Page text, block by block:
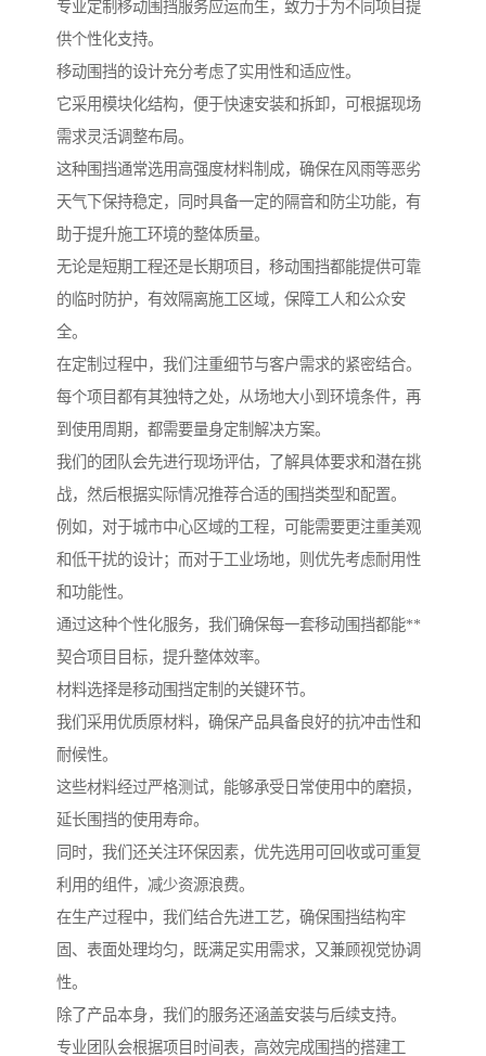
专业定制移动围挡服务应运而生，致力于为不同项目提
供个性化支持。
移动围挡的设计充分考虑了实用性和适应性。
它采用模块化结构，便于快速安装和拆卸，可根据现场
需求灵活调整布局。
这种围挡通常选用高强度材料制成，确保在风雨等恶劣
天气下保持稳定，同时具备一定的隔音和防尘功能，有
助于提升施工环境的整体质量。
无论是短期工程还是长期项目，移动围挡都能提供可靠
的临时防护，有效隔离施工区域，保障工人和公众安
全。
在定制过程中，我们注重细节与客户需求的紧密结合。
每个项目都有其独特之处，从场地大小到环境条件，再
到使用周期，都需要量身定制解决方案。
我们的团队会先进行现场评估，了解具体要求和潜在挑
战，然后根据实际情况推荐合适的围挡类型和配置。
例如，对于城市中心区域的工程，可能需要更注重美观
和低干扰的设计；而对于工业场地，则优先考虑耐用性
和功能性。
通过这种个性化服务，我们确保每一套移动围挡都能**
契合项目目标，提升整体效率。
材料选择是移动围挡定制的关键环节。
我们采用优质原材料，确保产品具备良好的抗冲击性和
耐候性。
这些材料经过严格测试，能够承受日常使用中的磨损，
延长围挡的使用寿命。
同时，我们还关注环保因素，优先选用可回收或可重复
利用的组件，减少资源浪费。
在生产过程中，我们结合先进工艺，确保围挡结构牢
固、表面处理均匀，既满足实用需求，又兼顾视觉协调
性。
除了产品本身，我们的服务还涵盖安装与后续支持。
专业团队会根据项目时间表，高效完成围挡的搭建工